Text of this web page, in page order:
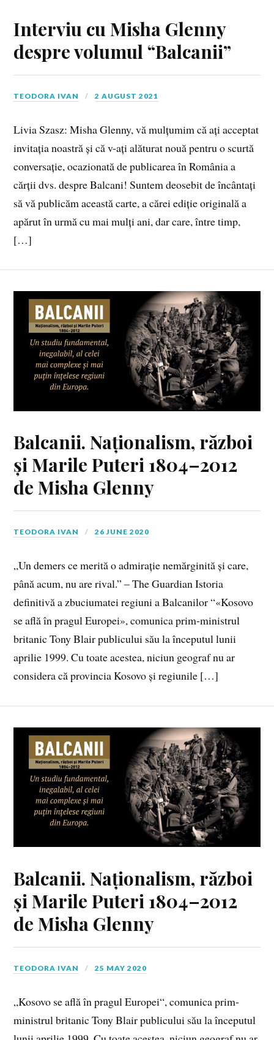
Interviu cu Misha Glenny
despre volumul “Balcanii”
TEODORA IVAN 2 AUGUST 2021
Livia Szasz: Misha Glenny, vă mulțumim că ați acceptat
invitația noastră și că v-ați alăturat nouă pentru o scurtă
conversație, ocazionată de publicarea în România a
cărții dvs. despre Balcani! Suntem deosebit de încântați
să vă publicăm această carte, a cărei ediție originală a
apărut în urmă cu mai mulți ani, dar care, între timp,
[…]
Balcanii. Naționalism, război
și Marile Puteri 1804–2012
de Misha Glenny
TEODORA IVAN 26 JUNE 2020
„Un demers ce merită o admirație nemărginită și care,
până acum, nu are rival.” – The Guardian Istoria
definitivă a zbuciumatei regiuni a Balcanilor “«Kosovo
se află în pragul Europei», comunica prim-ministrul
britanic Tony Blair publicului său la începutul lunii
aprilie 1999. Cu toate acestea, niciun geograf nu ar
considera că provincia Kosovo și regiunile […]
Balcanii. Naționalism, război
și Marile Puteri 1804–2012
de Misha Glenny
TEODORA IVAN 25 MAY 2020
„Kosovo se află în pragul Europei“, comunica prim-
ministrul britanic Tony Blair publicului său la începutul